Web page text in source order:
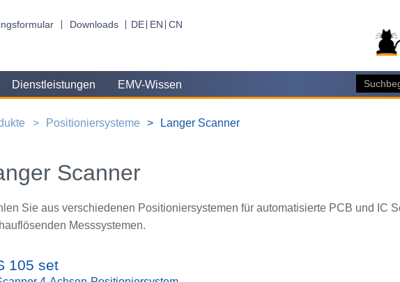
Downloads DE EN CN
Dienstleistungen EMV-Wissen
Positioniersysteme Langer Scanner
Scanner
Sie aus verschiedenen Positioniersystemen für automatisierte PCB und IC
Messsystemen.
105 set